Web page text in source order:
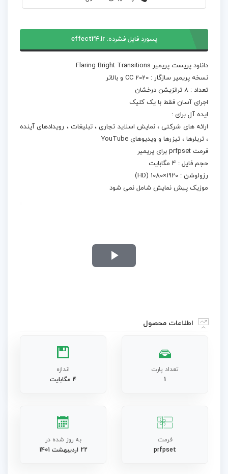
پسورد فایل فشرده:effect24.ir
دانلود پریست پریمیر Flaring Bright Transitions
نسخه پریمیر سازگار : CC 2020 و بالاتر
تعداد : 8 ترانزیشن درخشان
اجرای آسان فقط با یک کلیک
ایده آل برای :
ارائه های شرکتی ، نمایش اسلاید تجاری ، تبلیغات ، رویدادهای آینده
، تریلرها ، تیزرها و ویدیوهای YouTube
فرمت prfpset برای پریمیر
حجم فایل : 4 مگابایت
رزولوشن : 1920×1080 (HD)
موزیک پیش نمایش شامل نمی شود
Play
اطلاعات محصول
تعداد پارت
1
اندازه
4 مگابایت
فرمت
prfpset
به روز شده در
22 اردیبهشت 1401